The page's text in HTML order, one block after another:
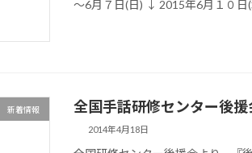
～6月７日(日) ↓ 2015年6月１０日
新着情報 全国手話研修センター後
2014年4月18日